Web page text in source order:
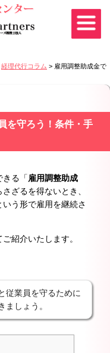
経理代行コラム > 雇用調整助成金で
を守ろう！条件・手
きる「雇用調整助成
ざるを得ないとき、
う形で雇用を継続さ
紹介いたします。
従業員を守るために
ましょう。